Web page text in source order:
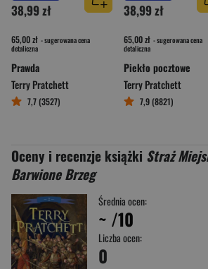
38,99 zł
65,00 zł - sugerowana cena
detaliczna
Prawda
Terry Pratchett
7,7 (3527)
38,99 zł
65,00 zł - sugerowana cena
detaliczna
Piekło pocztowe
Terry Pratchett
7,9 (8821)
Oceny i recenzje książki Straż
Barwione Brzeg
Średnia ocen:
~ /10
Liczba ocen:
0